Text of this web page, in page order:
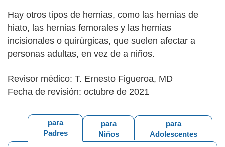
Hay otros tipos de hernias, como las hernias de
hiato, las hernias femorales y las hernias
incisionales o quirúrgicas, que suelen afectar a
personas adultas, en vez de a niños.
Revisor médico: T. Ernesto Figueroa, MD
Fecha de revisión: octubre de 2021
para
Adolescentes
para
Niños
para
Padres